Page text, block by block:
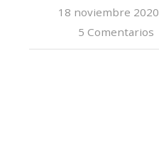
18 noviembre 2020
/
5 Comentarios